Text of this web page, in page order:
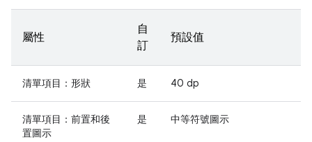
屬性
自
訂
預設值
清單項目：形狀 是 40 dp
清單項目：前置和後
置圖示
是 中等符號圖示